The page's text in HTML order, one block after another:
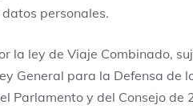
personales.
la ley de Viaje Combinado,
General para la Defensa de
y del Consejo